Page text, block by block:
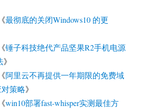
最彻底的关闭Windows10 的更
锤子科技绝代产品坚果R2手机电源
》
阿里云不再提供一年期限的免费域
策略》
win10部署fast-whisper实测最佳方